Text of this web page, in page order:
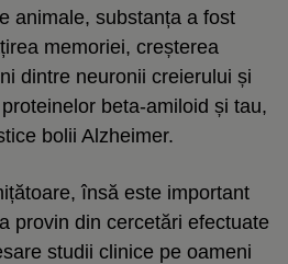
animale, substanța a fost
memoriei, creșterea
dintre neuronii creierului și
beta-amiloid și tau,
bolii Alzheimer.
însă este important
provin din cercetări efectuate
studii clinice pe oameni